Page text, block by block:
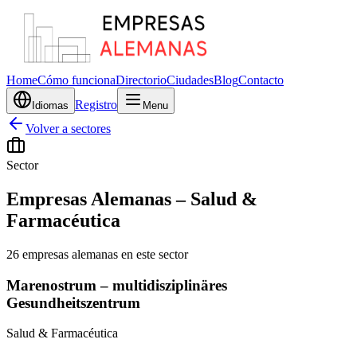
HomeCómo funcionaDirectorioCiudadesBlogContacto
Idiomas Registro Menu
Volver a sectores
Sector
Empresas Alemanas– Salud &
Farmacéutica
26 empresas alemanas en este sector
Marenostrum – multidisziplinäres
Gesundheitszentrum
Salud & Farmacéutica